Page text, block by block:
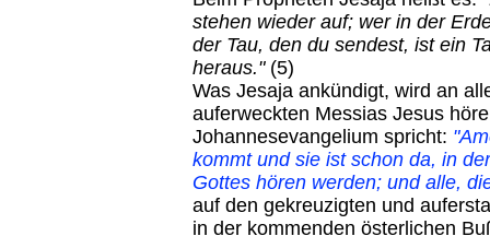
stehen wieder auf; wer in der
der Tau, den du sendest, ist ein
heraus."(5)
Was Jesaja ankündigt, wird an
auferweckten Messias Jesus
Johannesevangelium spricht:
kommt und sie ist schon da, in
Gottes hören werden; und alle,
auf den gekreuzigten und
in der kommenden österlichen